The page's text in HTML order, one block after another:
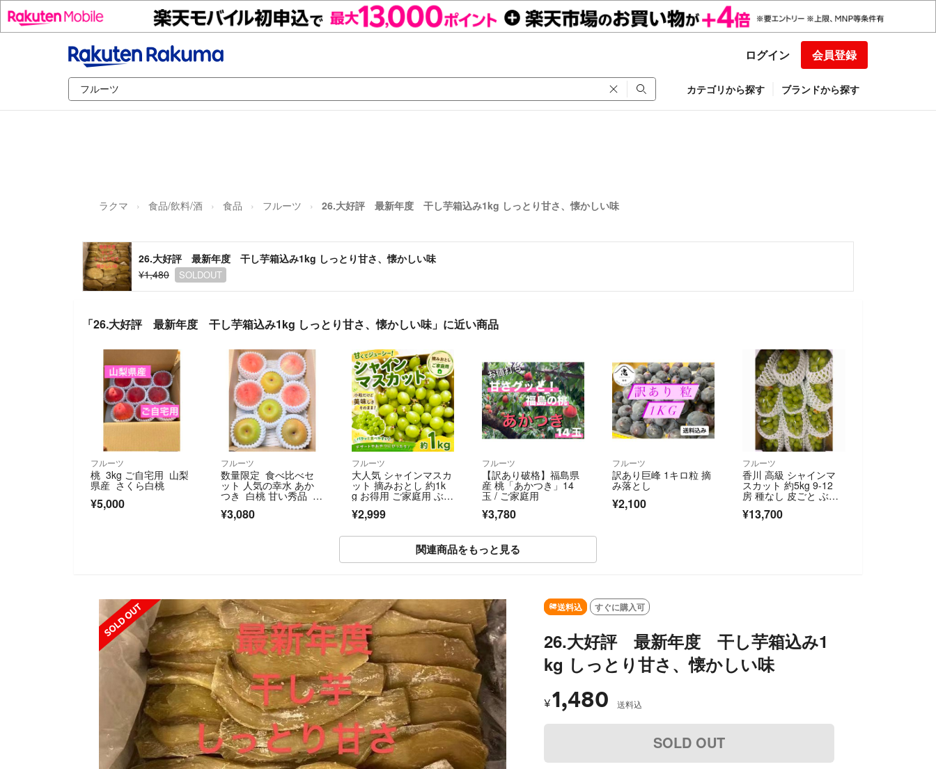
ログイン 会員登録
カテゴリから探す ブランドから探す
ラクマ 食品/飲料/酒 食品 フルーツ 26.大好評 最新年度 干し芋箱込み1kg しっとり甘さ、懐かしい味
26.大好評 最新年度 干し芋箱込み1kg しっとり甘さ、懐かしい味
¥1,480
SOLDOUT
「26.大好評 最新年度 干し芋箱込み1kg しっとり甘さ、懐かしい味」に近い商品
フルーツ
桃 3kg ご自宅用 山梨
県産 さくら白桃
¥5,000
フルーツ
数量限定 食べ比べセ
ット 人気の幸水 あか
つき 白桃 甘い秀品 8
個 ミスピーチ
¥3,080
フルーツ
大人気 シャインマスカ
ット 摘みおとし 約1k
g お得用 ご家庭用 ぶど
う
¥2,999
フルーツ
【訳あり破格】福島県
産 桃「あかつき」14
玉 / ご家庭用
¥3,780
フルーツ
訳あり巨峰 1キロ粒 摘
み落とし
¥2,100
フルーツ
香川 高級 シャインマ
スカット 約5kg 9-12
房 種なし 皮ごと ぶど
う 葡萄
¥13,700
関連商品をもっと見る
SOLD OUT 送料込 すぐに購入可
26.大好評 最新年度 干し芋箱込み1
kg しっとり甘さ、懐かしい味
¥1,480 送料込
SOLD OUT